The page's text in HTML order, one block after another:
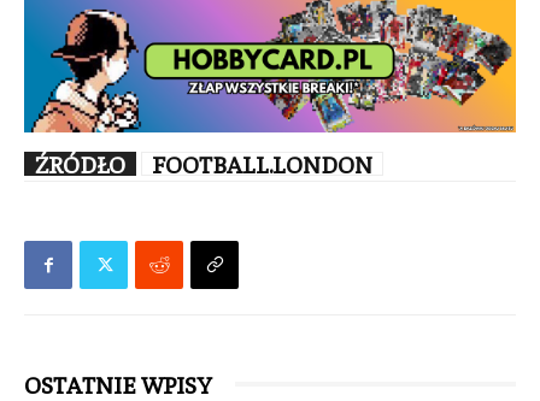
ŹRÓDŁO FOOTBALL.LONDON
OSTATNIE WPISY